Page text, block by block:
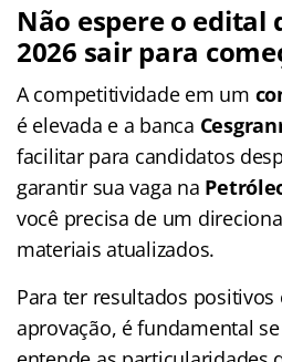
Não espere o edital
2026 sair para
A competitividade em um
é elevada e a banca
facilitar para candidatos
garantir sua vaga na
você precisa de um
materiais atualizados.
Para ter resultados positivos
aprovação, é fundamental